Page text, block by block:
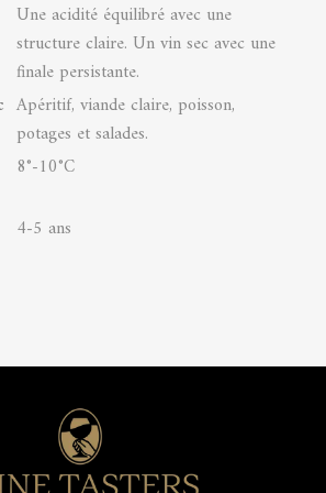
Une acidité équilibré avec une
structure claire. Un vin sec avec une
finale persistante.
Apéritif, viande claire, poisson,
potages et salades.
8°-10°C
4-5 ans